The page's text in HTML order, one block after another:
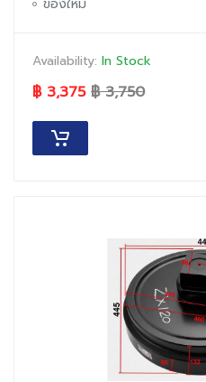
ของใหม่
Availability: In Stock
฿ 3,375 ฿ 3,750